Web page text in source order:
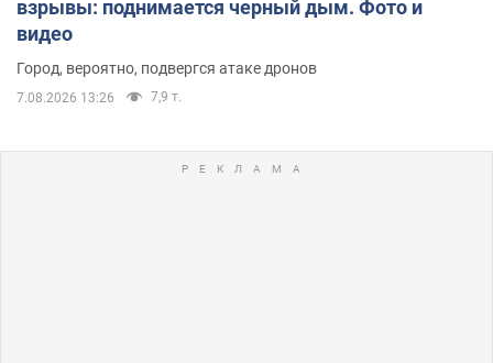
взрывы: поднимается черный дым. Фото и
видео
Город, вероятно, подвергся атаке дронов
7.08.2026 13:26 7,9 т.